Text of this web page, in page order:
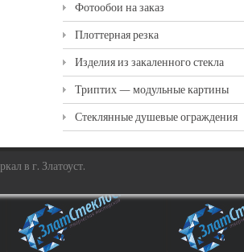
Фотообои на заказ
Плоттерная резка
Изделия из закаленного стекла
Триптих — модульные картины
Стеклянные душевые ограждения
в г. Златоуст.